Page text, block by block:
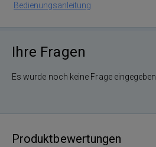
Bedienungsanleitung
Ihre Fragen
Es wurde noch keine Frage eingegeben.
Produktbewertungen